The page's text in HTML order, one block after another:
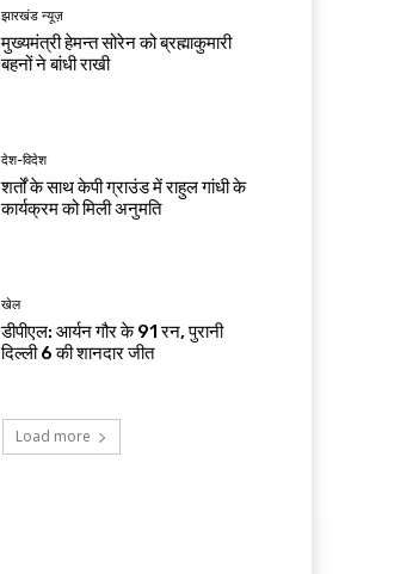
झारखंड न्यूज़
मुख्यमंत्री हेमन्त सोरेन को ब्रह्माकुमारी
बहनों ने बांधी राखी
देश-विदेश
शर्तों के साथ केपी ग्राउंड में राहुल गांधी के
कार्यक्रम को मिली अनुमति
खेल
डीपीएल: आर्यन गौर के 91 रन, पुरानी
दिल्ली 6 की शानदार जीत
Load more